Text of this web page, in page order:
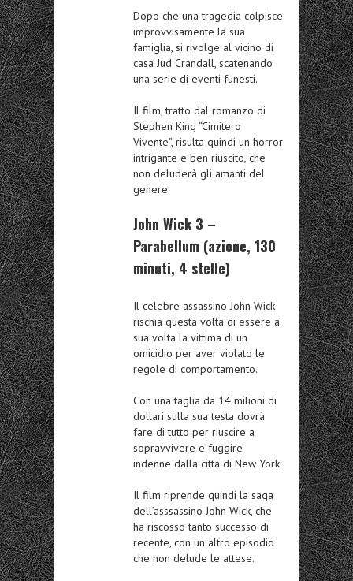
Dopo che una tragedia colpisce
improvvisamente la sua
famiglia, si rivolge al vicino di
casa Jud Crandall, scatenando
una serie di eventi funesti.
Il film, tratto dal romanzo di
Stephen King “Cimitero
Vivente”, risulta quindi un horror
intrigante e ben riuscito, che
non deluderà gli amanti del
genere.
John Wick 3 –
Parabellum (azione, 130
minuti, 4 stelle)
Il celebre assassino John Wick
rischia questa volta di essere a
sua volta la vittima di un
omicidio per aver violato le
regole di comportamento.
Con una taglia da 14 milioni di
dollari sulla sua testa dovrà
fare di tutto per riuscire a
sopravvivere e fuggire
indenne dalla città di New York.
Il film riprende quindi la saga
dell’asssassino John Wick, che
ha riscosso tanto successo di
recente, con un altro episodio
che non delude le attese.